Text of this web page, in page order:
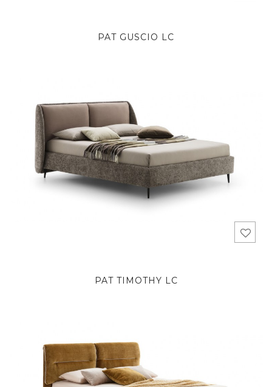
PAT GUSCIO LC
PAT TIMOTHY LC